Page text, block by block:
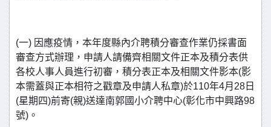
(一) 因應疫情，本年度縣內介聘積分審查作業仍採書面
審查方式辦理，申請人請備齊相關文件正本及積分表供
各校人事人員進行初審，積分表正本及相關文件影本(影
本需蓋與正本相符之戳章及申請人私章)於110年4月28日
(星期四)前寄(親)送達南郭國小介聘中心(彰化市中興路98
號)。